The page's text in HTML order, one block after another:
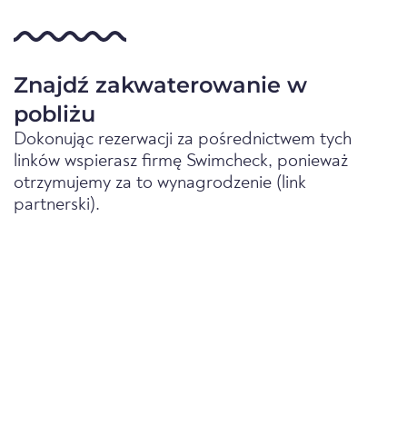
Znajdź zakwaterowanie w
pobliżu
Dokonując rezerwacji za pośrednictwem tych
linków wspierasz firmę Swimcheck, ponieważ
otrzymujemy za to wynagrodzenie (link
partnerski).